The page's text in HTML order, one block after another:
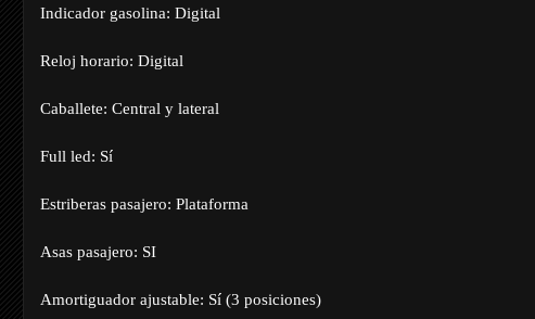
Indicador gasolina: Digital
Reloj horario: Digital
Caballete: Central y lateral
Full led: Sí
Estriberas pasajero: Plataforma
Asas pasajero: SI
Amortiguador ajustable: Sí (3 posiciones)